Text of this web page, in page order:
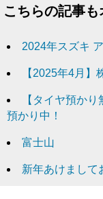
こちらの記事
2024年スズキ
【2025年4月
【タイヤ預か
預かり中！
富士山
新年あけまして